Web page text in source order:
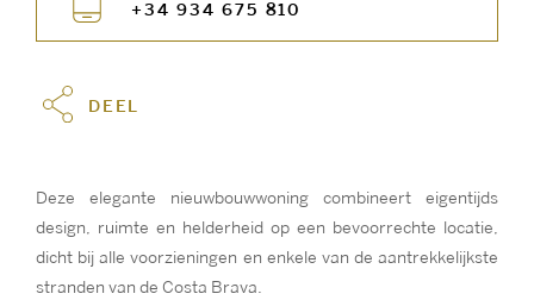
+34 934 675 810
DEEL
Deze elegante nieuwbouwwoning combineert eigentijds
design, ruimte en helderheid op een bevoorrechte locatie,
dicht bij alle voorzieningen en enkele van de aantrekkelijkste
stranden van de Costa Brava.